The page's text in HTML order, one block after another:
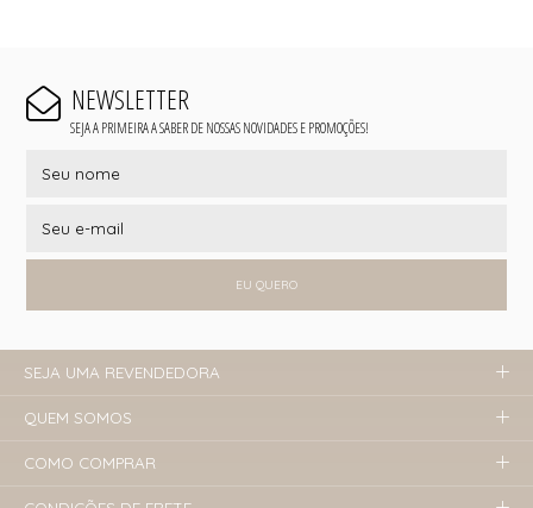
NEWSLETTER
SEJA A PRIMEIRA A SABER DE NOSSAS NOVIDADES E PROMOÇÕES!
EU QUERO
SEJA UMA REVENDEDORA
QUEM SOMOS
COMO COMPRAR